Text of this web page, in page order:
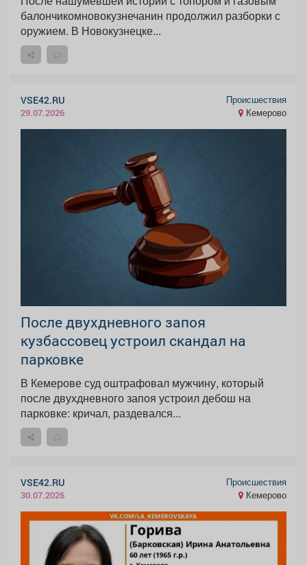
балончикомновокузнечанин продолжил разборки с
оружием. В Новокузнецке...
VSE42.RU
29.07.2026
Происшествия
Кемерово
После двухдневного запоя
кузбассовец устроил скандал на
парковке
В Кемерове суд оштрафовал мужчину, который
после двухдневного запоя устроил дебош на
парковке: кричал, раздевался...
VSE42.RU
30.07.2026
Происшествия
Кемерово